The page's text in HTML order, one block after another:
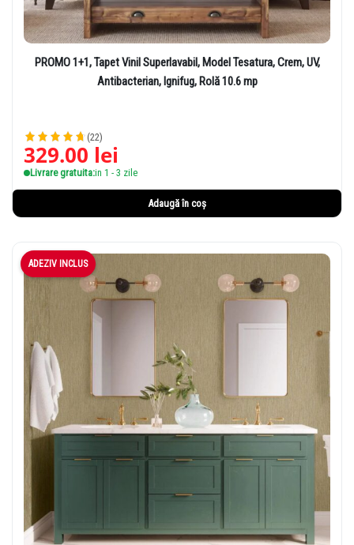
PROMO 1+1, Tapet Vinil Superlavabil, Model Tesatura, Crem, UV,
Antibacterian, Ignifug, Rolă 10.6 mp
(22)
329.00 lei
Livrare gratuita:in 1 - 3 zile
Adaugă în coș
ADEZIV INCLUS